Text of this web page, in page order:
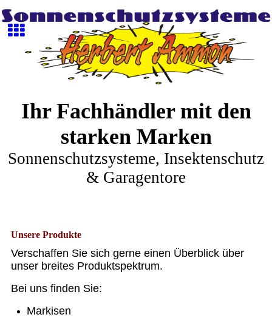
Ihr Fachhändler mit den
starken Marken
Sonnenschutzsysteme, Insektenschutz
& Garagentore
Unsere Produkte
Verschaffen Sie sich gerne einen Überblick über
unser breites Produktspektrum.
Bei uns finden Sie:
Markisen